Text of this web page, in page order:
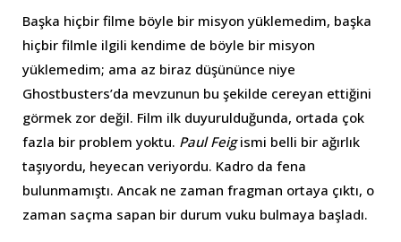
Başka hiçbir filme böyle bir misyon yüklemedim, başka
hiçbir filmle ilgili kendime de böyle bir misyon
yüklemedim; ama az biraz düşününce niye
Ghostbusters’da mevzunun bu şekilde cereyan ettiğini
görmek zor değil. Film ilk duyurulduğunda, ortada çok
fazla bir problem yoktu. Paul Feigismi belli bir ağırlık
taşıyordu, heyecan veriyordu. Kadro da fena
bulunmamıştı. Ancak ne zaman fragman ortaya çıktı, o
zaman saçma sapan bir durum vuku bulmaya başladı.